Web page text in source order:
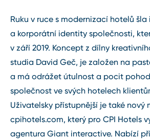
Ruku v ruce s modernizací hotelů
a korporátní identity společnosti,
v září 2019. Koncept z dílny
studia David Geč, je založen na
a má odrážet útulnost a pocit
společnost ve svých hotelech
Uživatelsky přístupnější je také nový
cpihotels.com, který pro CPI Hotels
agentura Giant interactive. Nabízí